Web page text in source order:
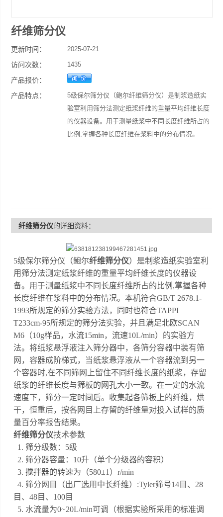
纤维筛分仪
更新时间： 2025-07-21
访问次数： 1435
产品报价：
产品特点：
5级保尔筛分仪（鲍尔纤维筛分仪）是制浆造纸实
验室利用筛分法测定纸浆纤维的重量平均纤维长度
的仪器设备。用于测量纸浆中不同长度纤维所占的
比例,掌握各种长度纤维在浆料中的分布情况。
纤维筛分仪的详细资料：
5级保尔筛分仪（鲍尔纤维筛分仪）是制浆造纸实验室利
用筛分法测定纸浆纤维的重量平均纤维长度的仪器设
备。用于测量纸浆中不同长度纤维所占的比例,掌握各种
长度纤维在浆料中的分布情况。本机符合GB/T 2678.1-
1993所规定的筛分实验方法，同时也符合TAPPI
T233cm-95所规定的筛分法实验，并且满足北欧SCAN
M6（10g样品，水流15min，流速10L/min）的实验方
法。将纸浆悬浮液注入筛分器中，各筛分容器中装有筛
网，容器成阶梯式，当纸浆悬浮液从一个容器流到另一
个容器时,在不同筛网上留住不同纤维长度的纸浆，存留
纸浆的纤维长度与筛板的网孔大小一致。在一定的水流
速度下，筛分一定时间后。收集起各筛板上的纤维，烘
干，恒重后，按各网目上存留的纤维量对投入试样的质
量百分率报告结果。
纤维筛分仪技术参数
1. 筛分级数：5级
2. 筛分器容量：10升（单个分级器的容积）
3. 搅拌器的转速为（580±1）r/min
4. 筛分网目（出厂选用中长纤维）:Tyler筛号14目、28
目、48目、100目
5. 水流量为0~20L/min可调（根据实验所采用的标准调